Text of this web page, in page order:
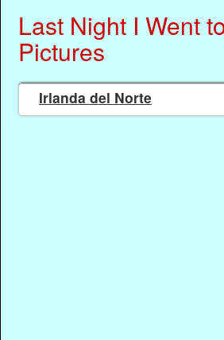
Last Night I Went
Pictures
Irlanda del Norte